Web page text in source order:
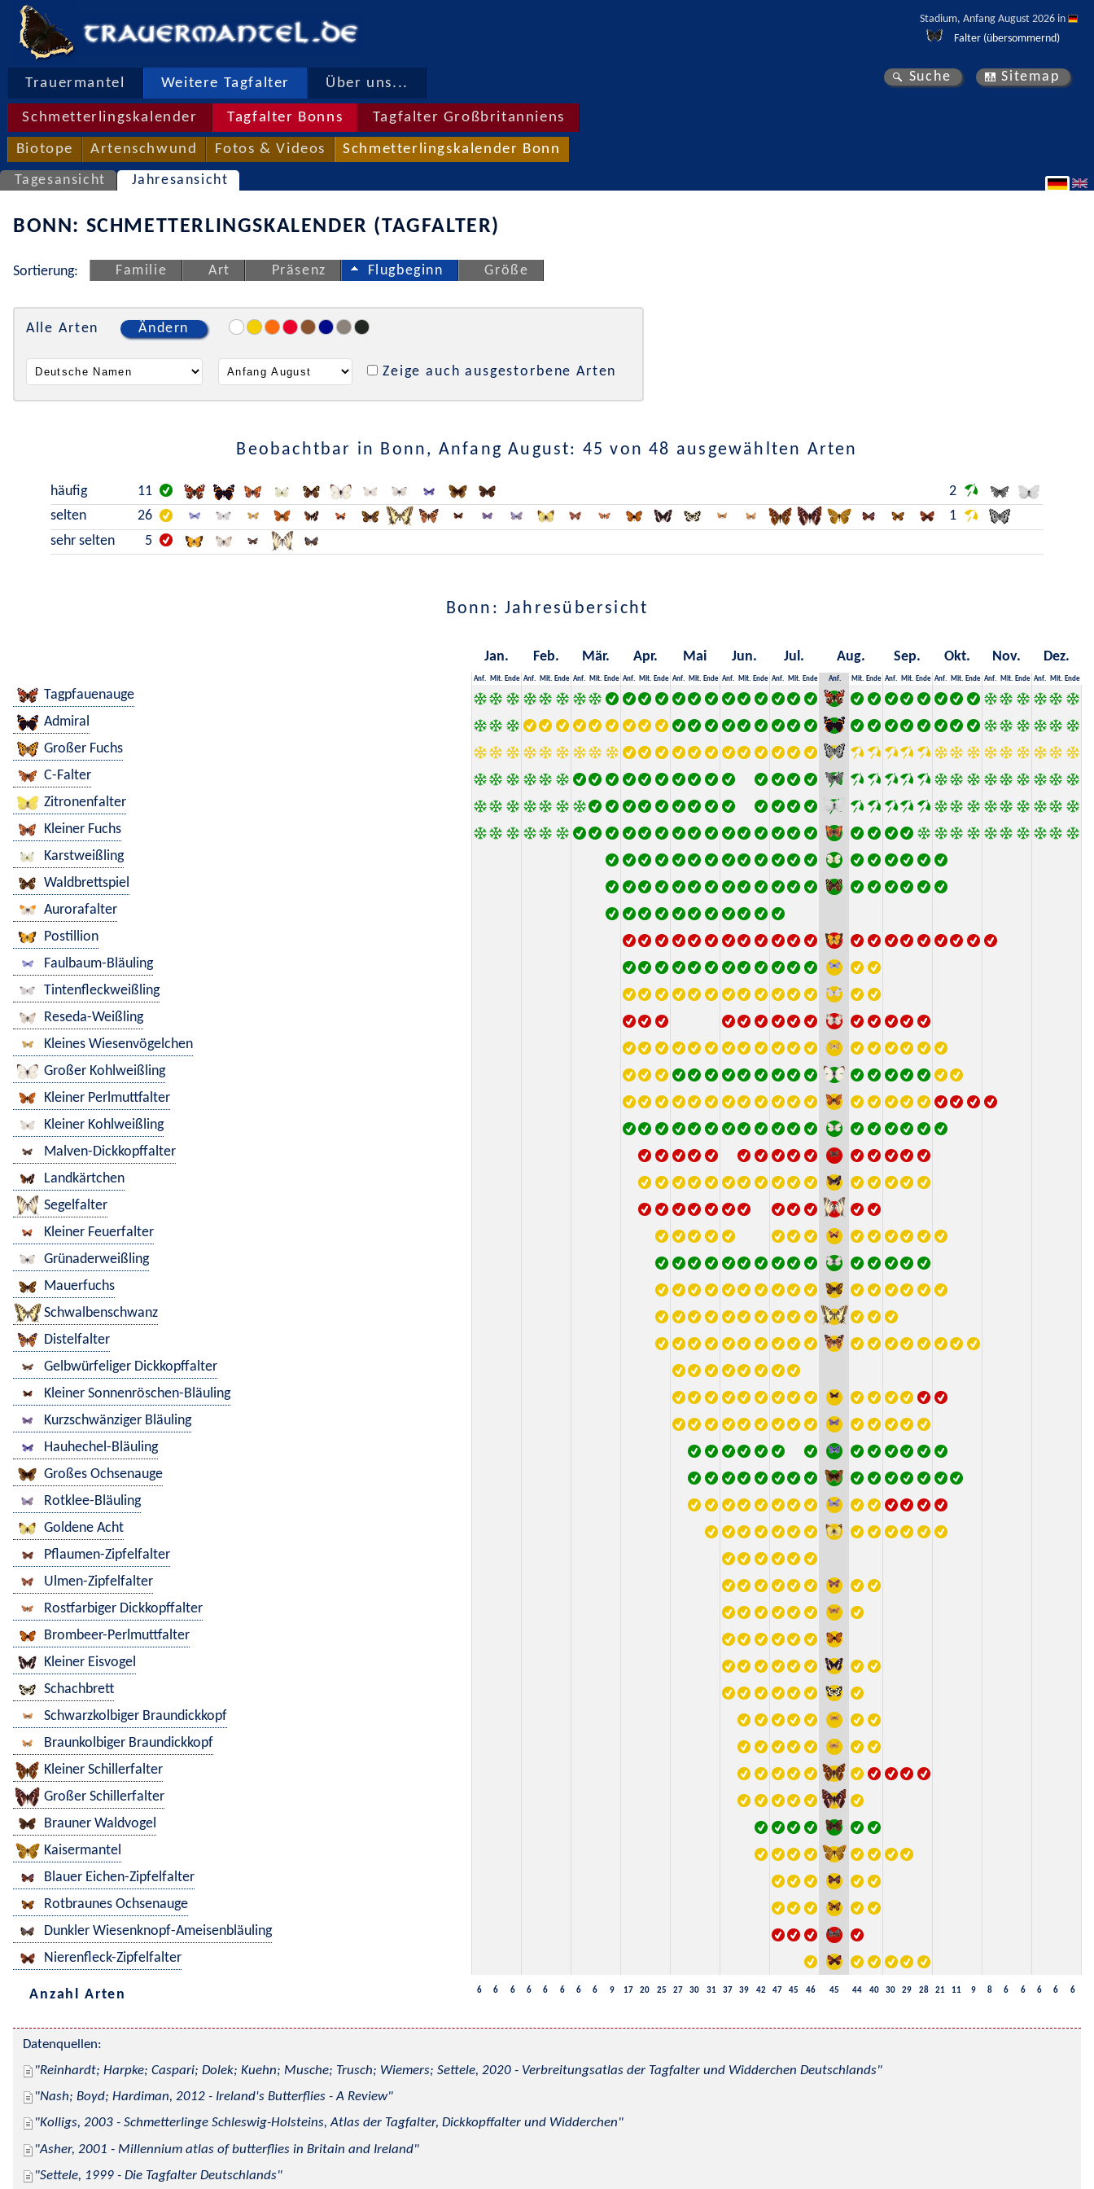
Stadium, Anfang August 2026 in
Falter (übersommernd)
Trauermantel Weitere Tagfalter Über uns...
Schmetterlingskalender Tagfalter Bonns Tagfalter Großbritanniens
Biotope Artenschwund Fotos & Videos Schmetterlingskalender Bonn
Suche Sitemap
Tagesansicht Jahresansicht
BONN: SCHMETTERLINGSKALENDER (TAGFALTER)
Sortierung: Familie Art Präsenz Flugbeginn Größe
Alle Arten Ändern
Zeige auch ausgestorbene Arten
Beobachtbar in Bonn, Anfang August: 45 von 48 ausgewählten Arten
häufig 11
2
selten
26
1
sehr selten
5
Bonn: Jahresübersicht
Jan. Feb. Mär. Apr. Mai Jun. Jul. Aug. Sep. Okt. Nov. Dez.
Anf. Mit. Ende Anf. Mit. Ende Anf. Mit. Ende Anf. Mit. Ende Anf. Mit. Ende Anf. Mit. Ende Anf. Mit. Ende Anf. Mit. Ende Anf. Mit. Ende Anf. Mit. Ende Anf. Mit. Ende Anf. Mit. Ende
Tagpfauenauge
Admiral
Großer Fuchs
C-Falter
Zitronenfalter
Kleiner Fuchs
Karstweißling
Waldbrettspiel
Aurorafalter
Postillion
Faulbaum-Bläuling
Tintenfleckweißling
Reseda-Weißling
Kleines Wiesenvögelchen
Großer Kohlweißling
Kleiner Perlmuttfalter
Kleiner Kohlweißling
Malven-Dickkopffalter
Landkärtchen
Segelfalter
Kleiner Feuerfalter
Grünaderweißling
Mauerfuchs
Schwalbenschwanz
Distelfalter
Gelbwürfeliger Dickkopffalter
Kleiner Sonnenröschen-Bläuling
Kurzschwänziger Bläuling
Hauhechel-Bläuling
Großes Ochsenauge
Rotklee-Bläuling
Goldene Acht
Pflaumen-Zipfelfalter
Ulmen-Zipfelfalter
Rostfarbiger Dickkopffalter
Brombeer-Perlmuttfalter
Kleiner Eisvogel
Schachbrett
Schwarzkolbiger Braundickkopf
Braunkolbiger Braundickkopf
Kleiner Schillerfalter
Großer Schillerfalter
Brauner Waldvogel
Kaisermantel
Blauer Eichen-Zipfelfalter
Rotbraunes Ochsenauge
Dunkler Wiesenknopf-Ameisenbläuling
Nierenfleck-Zipfelfalter
Anzahl Arten 6 6 6 6 6 6 6 6 9 17 20 25 27 30 31 37 39 42 47 45 46 45 44 40 30 29 28 21 11 9 8 6 6 6 6 6
Datenquellen:
Reinhardt; Harpke; Caspari; Dolek; Kuehn; Musche; Trusch; Wiemers; Settele, 2020 - Verbreitungsatlas der Tagfalter und Widderchen Deutschlands
Nash; Boyd; Hardiman, 2012 - Ireland's Butterflies - A Review
Kolligs, 2003 - Schmetterlinge Schleswig-Holsteins, Atlas der Tagfalter, Dickkopffalter und Widderchen
Asher, 2001 - Millennium atlas of butterflies in Britain and Ireland
Settele, 1999 - Die Tagfalter Deutschlands